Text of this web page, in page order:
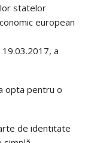
statelor
european
a
opta pentru o
de identitate